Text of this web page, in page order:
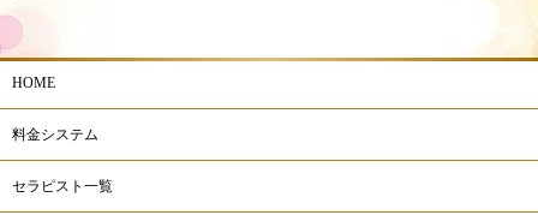
HOME
料金システム
セラピスト一覧